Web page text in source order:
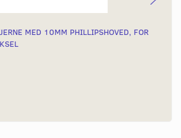
MED 10MM PHILLIPSHOVED, FOR